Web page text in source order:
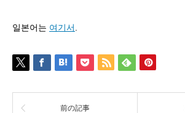
일본어는 여기서
前の記事